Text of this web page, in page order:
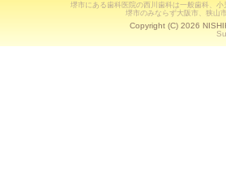
堺市にある歯科医院の西川歯科は一般歯科、
堺市のみならず大阪市、狭山
Copyright (C) 2026